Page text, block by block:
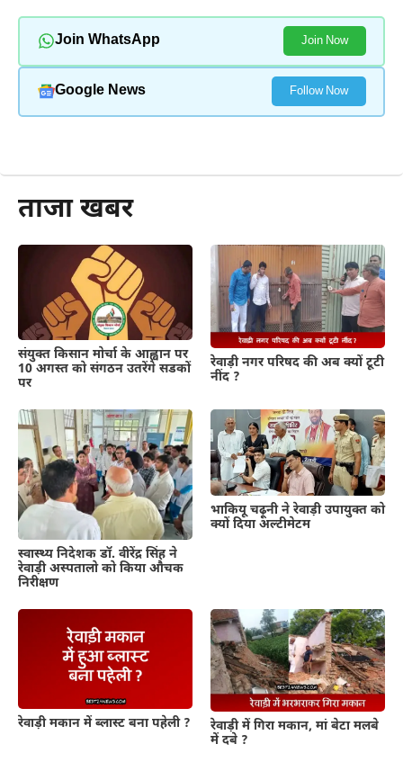
Join WhatsApp Join Now
Google News Follow Now
ताजा खबर
संयुक्त किसान मोर्चा के आह्वान पर
10 अगस्त को संगठन उतरेंगे सडकों
पर
रेवाड़ी नगर परिषद की अब क्यों टूटी
नींद ?
स्वास्थ्य निदेशक डॉ. वीरेंद्र सिंह ने
रेवाड़ी अस्पतालो को किया औचक
निरीक्षण
भाकियू चढ़ूनी ने रेवाड़ी उपायुक्त को
क्यों दिया अल्टीमेटम
रेवाड़ी मकान में ब्लास्ट बना पहेली ?
रेवाड़ी में गिरा मकान, मां बेटा मलबे
में दबे ?